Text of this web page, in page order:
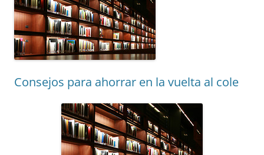
Consejos para ahorrar en la vuelta al cole